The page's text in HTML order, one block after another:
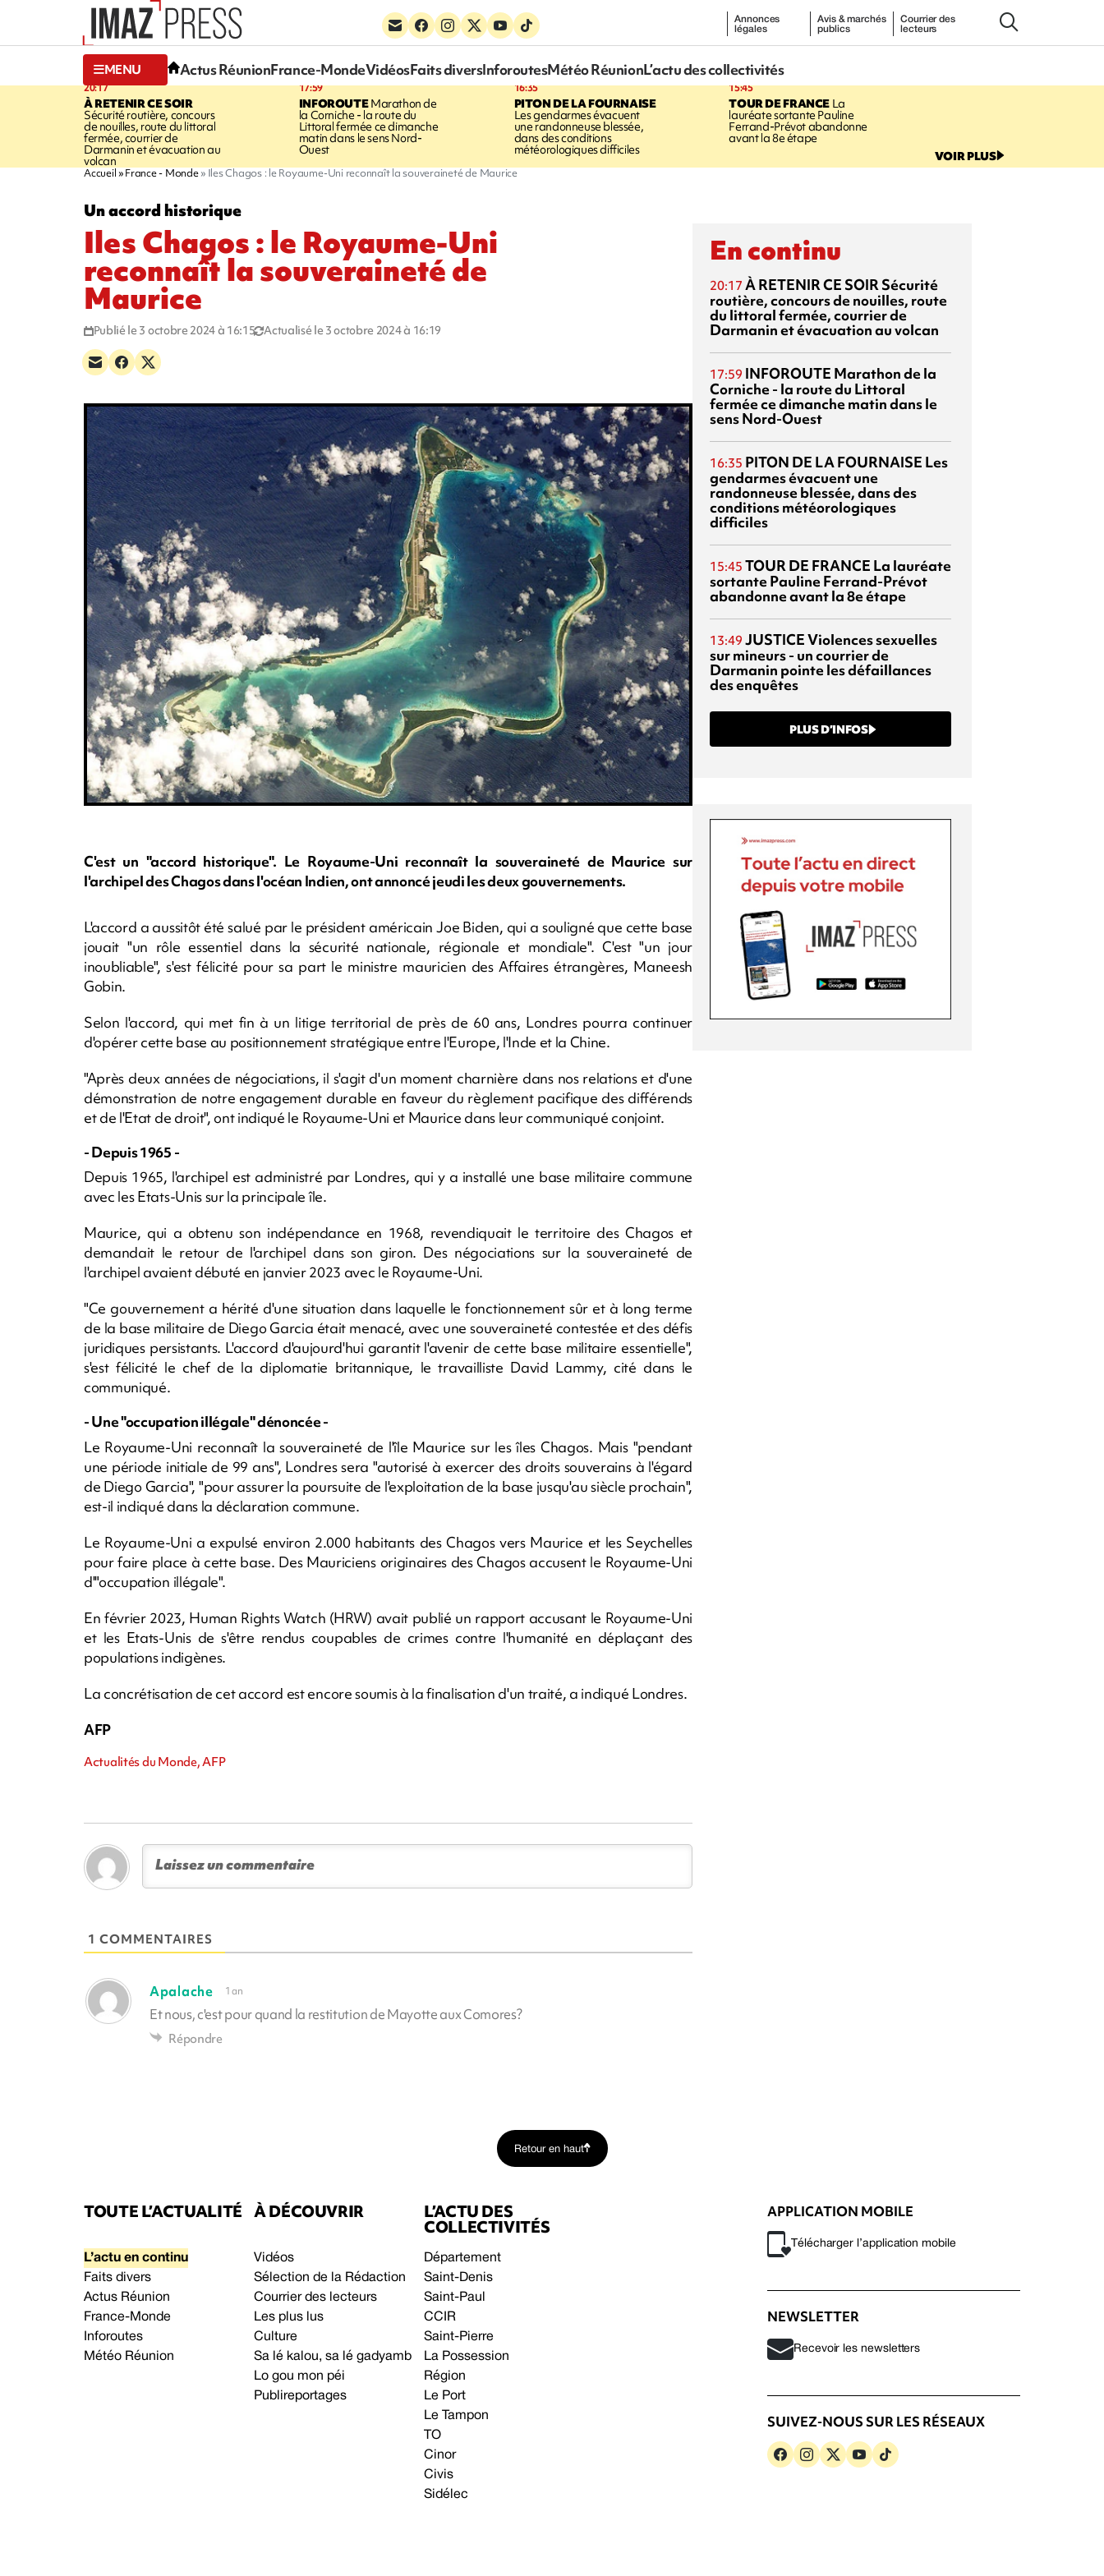
Annonces
légales
Avis & marchés
publics
Courrier des
lecteurs
MENU Actus RéunionFrance-MondeVidéosFaits diversInforoutesMétéo RéunionL’actu des collectivités
20:17
À RETENIR CE SOIR
Sécurité routière, concours
de nouilles, route du littoral
fermée, courrier de
Darmanin et évacuation au
volcan
17:59
INFOROUTEMarathon de
la Corniche - la route du
Littoral fermée ce dimanche
matin dans le sens Nord-
Ouest
16:35
PITON DE LA FOURNAISE
Les gendarmes évacuent
une randonneuse blessée,
dans des conditions
météorologiques difficiles
15:45
TOUR DE FRANCELa
lauréate sortante Pauline
Ferrand-Prévot abandonne
avant la 8e étape
VOIR PLUS
Accueil France - Monde Iles Chagos : le Royaume-Uni reconnaît la souveraineté de Maurice
Un accord historique
Iles Chagos : le Royaume-Uni
reconnaît la souveraineté de
Maurice
Publié le 3 octobre 2024 à 16:15 Actualisé le 3 octobre 2024 à 16:19
C'est un "accord historique". Le Royaume-Uni reconnaît la souveraineté de Maurice sur
l'archipel des Chagos dans l'océan Indien, ont annoncé jeudi les deux gouvernements.
L'accord a aussitôt été salué par le président américain Joe Biden, qui a souligné que cette base
jouait "un rôle essentiel dans la sécurité nationale, régionale et mondiale". C'est "un jour
inoubliable", s'est félicité pour sa part le ministre mauricien des Affaires étrangères, Maneesh
Gobin.
Selon l'accord, qui met fin à un litige territorial de près de 60 ans, Londres pourra continuer
d'opérer cette base au positionnement stratégique entre l'Europe, l'Inde et la Chine.
"Après deux années de négociations, il s'agit d'un moment charnière dans nos relations et d'une
démonstration de notre engagement durable en faveur du règlement pacifique des différends
et de l'Etat de droit", ont indiqué le Royaume-Uni et Maurice dans leur communiqué conjoint.
- Depuis 1965 -
Depuis 1965, l'archipel est administré par Londres, qui y a installé une base militaire commune
avec les Etats-Unis sur la principale île.
Maurice, qui a obtenu son indépendance en 1968, revendiquait le territoire des Chagos et
demandait le retour de l'archipel dans son giron. Des négociations sur la souveraineté de
l'archipel avaient débuté en janvier 2023 avec le Royaume-Uni.
"Ce gouvernement a hérité d'une situation dans laquelle le fonctionnement sûr et à long terme
de la base militaire de Diego Garcia était menacé, avec une souveraineté contestée et des défis
juridiques persistants. L'accord d'aujourd'hui garantit l'avenir de cette base militaire essentielle",
s'est félicité le chef de la diplomatie britannique, le travailliste David Lammy, cité dans le
communiqué.
- Une "occupation illégale" dénoncée -
Le Royaume-Uni reconnaît la souveraineté de l'île Maurice sur les îles Chagos. Mais "pendant
une période initiale de 99 ans", Londres sera "autorisé à exercer des droits souverains à l'égard
de Diego Garcia", "pour assurer la poursuite de l'exploitation de la base jusqu'au siècle prochain",
est-il indiqué dans la déclaration commune.
Le Royaume-Uni a expulsé environ 2.000 habitants des Chagos vers Maurice et les Seychelles
pour faire place à cette base. Des Mauriciens originaires des Chagos accusent le Royaume-Uni
d'"occupation illégale".
En février 2023, Human Rights Watch (HRW) avait publié un rapport accusant le Royaume-Uni
et les Etats-Unis de s'être rendus coupables de crimes contre l'humanité en déplaçant des
populations indigènes.
La concrétisation de cet accord est encore soumis à la finalisation d'un traité, a indiqué Londres.
AFP
Actualités du Monde, AFP
1 COMMENTAIRES
Apalache 1 an
Et nous, c'est pour quand la restitution de Mayotte aux Comores?
Répondre
En continu
20:17 À RETENIR CE SOIR Sécurité
routière, concours de nouilles, route
du littoral fermée, courrier de
Darmanin et évacuation au volcan
17:59 INFOROUTE Marathon de la
Corniche - la route du Littoral
fermée ce dimanche matin dans le
sens Nord-Ouest
16:35 PITON DE LA FOURNAISE Les
gendarmes évacuent une
randonneuse blessée, dans des
conditions météorologiques
difficiles
15:45 TOUR DE FRANCE La lauréate
sortante Pauline Ferrand-Prévot
abandonne avant la 8e étape
13:49 JUSTICEViolences sexuelles
sur mineurs - un courrier de
Darmanin pointe les défaillances
des enquêtes
PLUS D’INFOS
Retour en haut
TOUTE L’ACTUALITÉ
L’actu en continu
Faits divers
Actus Réunion
France-Monde
Inforoutes
Météo Réunion
À DÉCOUVRIR
Vidéos
Sélection de la Rédaction
Courrier des lecteurs
Les plus lus
Culture
Sa lé kalou, sa lé gadyamb
Lo gou mon péi
Publireportages
L’ACTU DES
COLLECTIVITÉS
Département
Saint-Denis
Saint-Paul
CCIR
Saint-Pierre
La Possession
Région
Le Port
Le Tampon
TO
Cinor
Civis
Sidélec
APPLICATION MOBILE
Télécharger l’application mobile
NEWSLETTER
Recevoir les newsletters
SUIVEZ-NOUS SUR LES RÉSEAUX